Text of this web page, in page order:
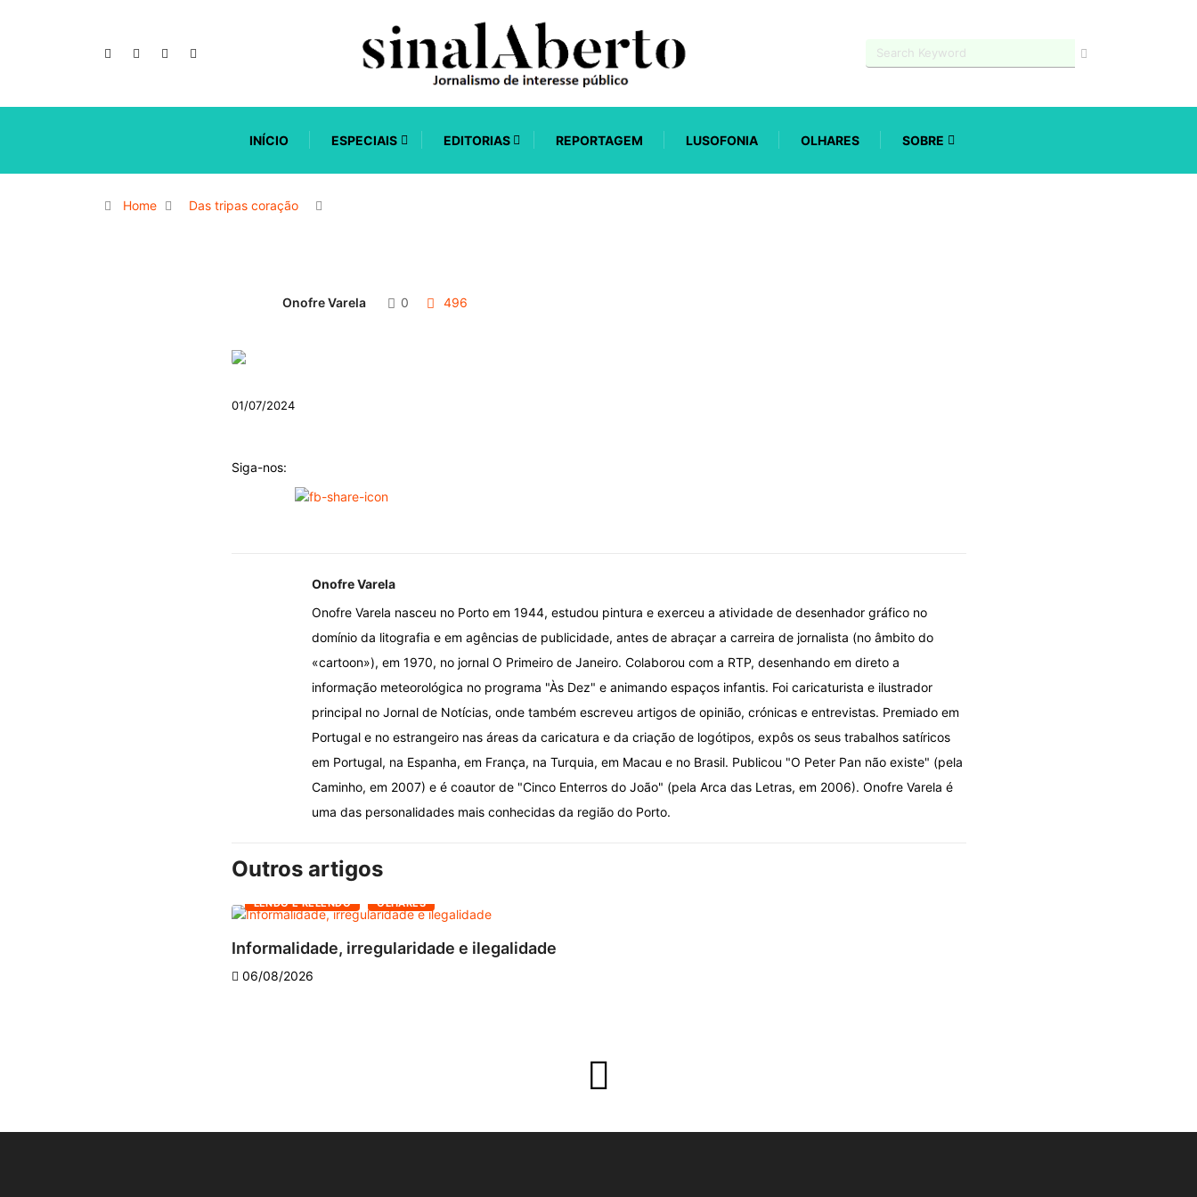
INÍCIO ESPECIAIS EDITORIAS REPORTAGEM LUSOFONIA OLHARES SOBRE
Home Das tripas coração
Onofre Varela 0 496
01/07/2024
Siga-nos:
Onofre Varela
Onofre Varela nasceu no Porto em 1944, estudou pintura e exerceu a atividade de desenhador gráfico no
domínio da litografia e em agências de publicidade, antes de abraçar a carreira de jornalista (no âmbito do
«cartoon»), em 1970, no jornal O Primeiro de Janeiro. Colaborou com a RTP, desenhando em direto a
informação meteorológica no programa "Às Dez" e animando espaços infantis. Foi caricaturista e ilustrador
principal no Jornal de Notícias, onde também escreveu artigos de opinião, crónicas e entrevistas. Premiado em
Portugal e no estrangeiro nas áreas da caricatura e da criação de logótipos, expôs os seus trabalhos satíricos
em Portugal, na Espanha, em França, na Turquia, em Macau e no Brasil. Publicou "O Peter Pan não existe" (pela
Caminho, em 2007) e é coautor de "Cinco Enterros do João" (pela Arca das Letras, em 2006). Onofre Varela é
uma das personalidades mais conhecidas da região do Porto.
Outros artigos
LENDO E RELENDO OLHARES
Informalidade, irregularidade e ilegalidade
06/08/2026